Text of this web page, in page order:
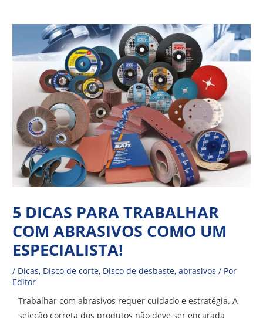
para
conteúdo
5 DICAS PARA TRABALHAR
COM ABRASIVOS COMO UM
ESPECIALISTA!
/ Dicas, Disco de corte, Disco de desbaste,abrasivos / Por
Editor
Trabalhar com abrasivos requer cuidado e estratégia. A
seleção correta dos produtos não deve ser encarada
Post